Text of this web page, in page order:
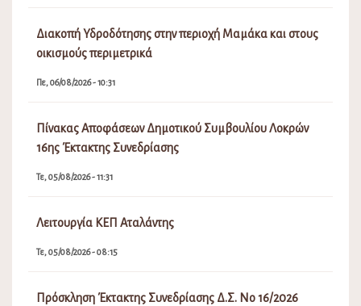
Διακοπή Υδροδότησης στην περιοχή Μαμάκα και στους
οικισμούς περιμετρικά
Πε, 06/08/2026 - 10:31
Πίνακας Αποφάσεων Δημοτικού Συμβουλίου Λοκρών
16ης Έκτακτης Συνεδρίασης
Τε, 05/08/2026 - 11:31
Λειτουργία ΚΕΠ Αταλάντης
Τε, 05/08/2026 - 08:15
Πρόσκληση Έκτακτης Συνεδρίασης Δ.Σ. Νο 16/2026